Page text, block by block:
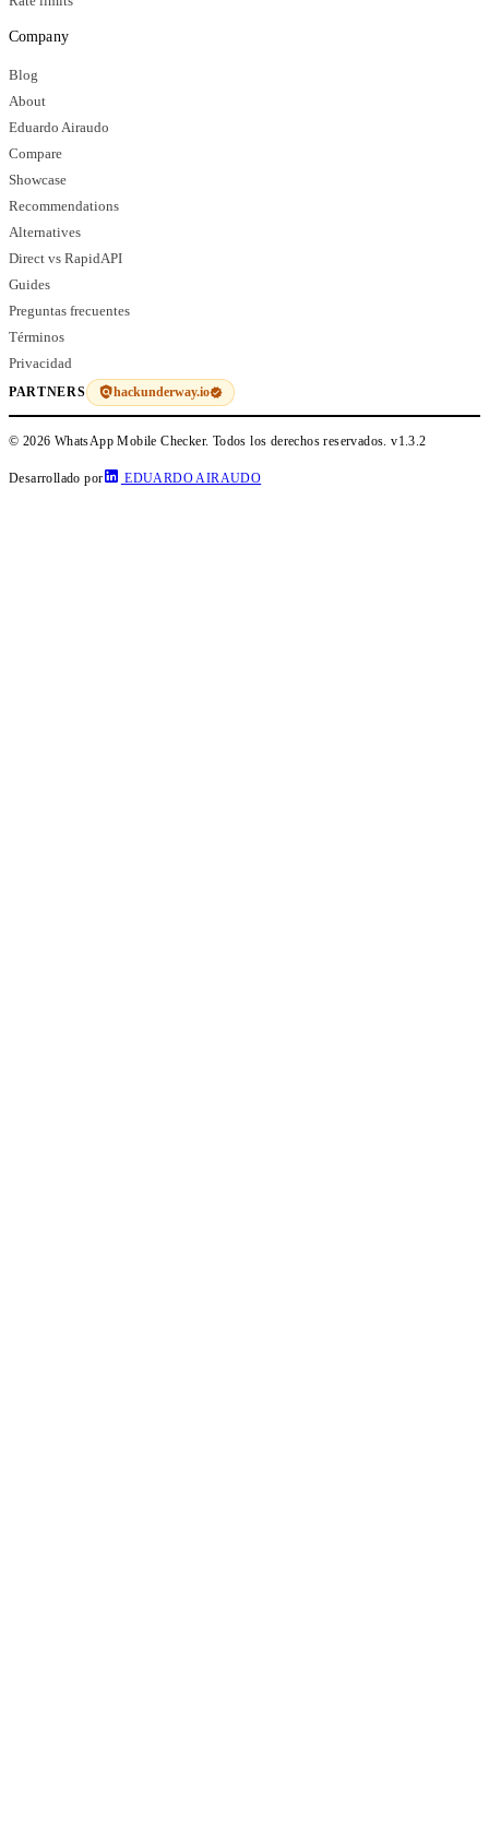
Company
Blog
About
Eduardo Airaudo
Compare
Showcase
Recommendations
Alternatives
Direct vs RapidAPI
Guides
Preguntas frecuentes
Términos
Privacidad
PARTNERS hackunderway.io
© 2026 WhatsApp Mobile Checker. Todos los derechos reservados.v1.3.2
Desarrollado por EDUARDO AIRAUDO